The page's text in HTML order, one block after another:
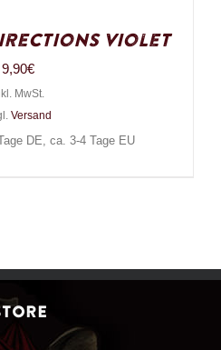
Violet
9,90€
MwSt.
Versand
DE, ca. 3-4 Tage EU